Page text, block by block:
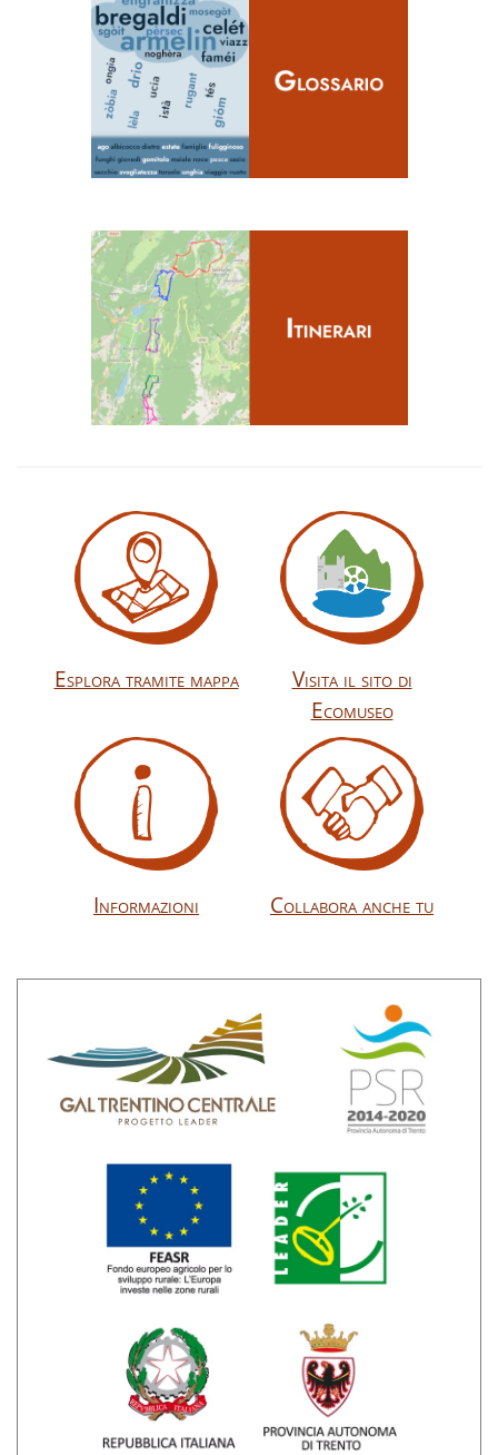
Esplora tramite mappa
Visita il sito di
Ecomuseo
Informazioni Collabora anche tu